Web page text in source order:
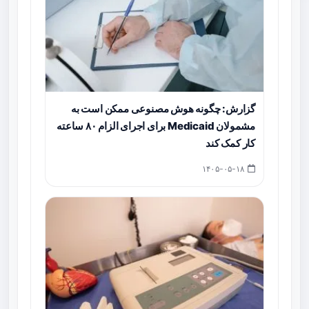
گزارش: چگونه هوش مصنوعی ممکن است به
مشمولان Medicaid برای اجرای الزام ۸۰ ساعته
کار کمک کند